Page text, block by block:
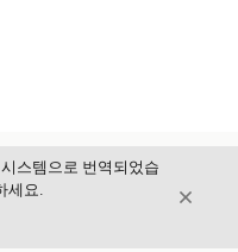
스템으로 번역되었습
세요.
닫기